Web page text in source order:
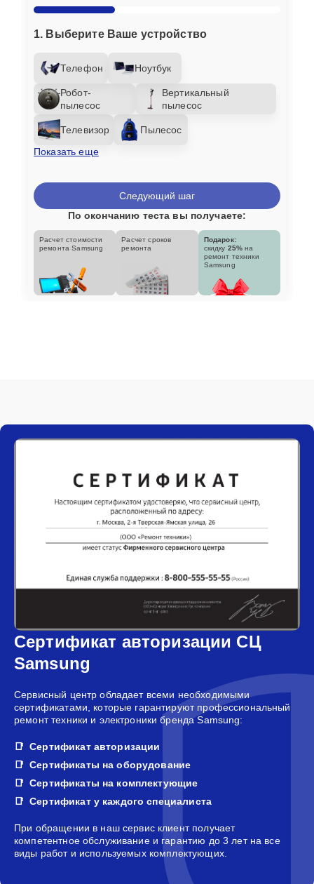
1. Выберите Ваше устройство
Телефон Ноутбук
Робот-
пылесос
Вертикальный
пылесос
Телевизор
Пылесос
Показать еще
Следующий шаг
По окончанию теста вы получаете:
Расчет стоимости
ремонта Samsung
Расчет сроков
ремонта
Подарок:
скидку 25% на
ремонт техники
Samsung
Сертификат авторизации СЦ
Samsung
Сервисный центр обладает всеми необходимыми
сертификатами, которые гарантируют профессиональный
ремонт техники и электроники бренда Samsung:
Сертификат авторизации
Сертификаты на оборудование
Сертификаты на комплектующие
Сертификат у каждого специалиста
При обращении в наш сервис клиент получает
компетентное обслуживание и гарантию до 3 лет на все
виды работ и используемых комплектующих.